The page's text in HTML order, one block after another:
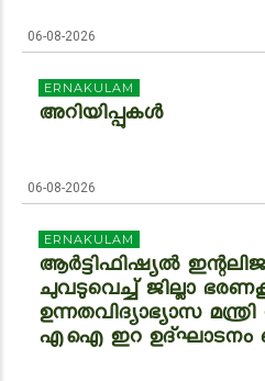
06-08-2026
ERNAKULAM
അറിയിപ്പുകൾ
06-08-2026
ERNAKULAM
ആർട്ടിഫിഷ്യൽ
ചുവടുവെച്ച് ജില്ലാ
ഉന്നതവിദ്യാഭ്യാസ
എഐ ഇറ ഉദ്ഘാടനം